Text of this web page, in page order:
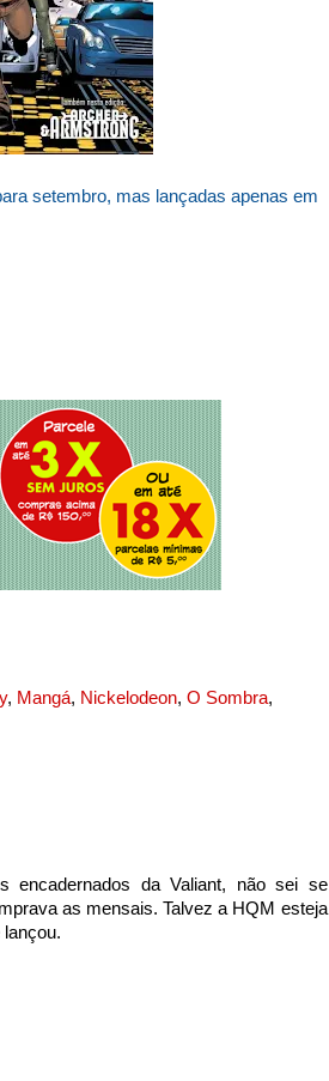
setembro, mas lançadas apenas em
, Mangá, Nickelodeon, O Sombra,
encadernados da Valiant, não sei se
as mensais. Talvez a HQM esteja